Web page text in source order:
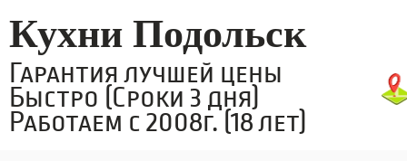
Кухни Подольск
Гарантия лучшей цены
Быстро (Сроки 3 дня)
Работаем с 2008г. (18 лет)